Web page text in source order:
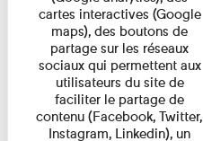
cartes interactives (Google
maps), des boutons de
partage sur les réseaux
sociaux qui permettent aux
utilisateurs du site de
faciliter le partage de
contenu (Facebook, Twitter,
Instagram, Linkedin), un